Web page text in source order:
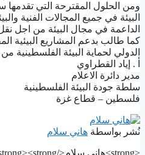
ﻭﻣﻦ ﺍﻟﺤﻠﻮﻝ ﺍﻟﻤﻘﺘﺮﺣﺔ ﺍﻟﺘﻲ ﺗﻘﺪﻣﻬﺎ
ﺍﻟﺒﻴﺌﺔ ﻓﻲ ﺟﻤﻴﻊ ﺍﻟﻤﺠﺎﻻﺕ ﺍﻟﻔﻨﻴﺔ
ﺍﻟﺪﺍﻋﻤﺔ ﻓﻲ ﻣﺠﺎﻝ ﺍﻟﺒﻴﺌﺔ ﻣﻦ ﺍﺟﻞ
ﻛﻤﺎ ﻃﺎﻟﺐ ﺑﺪﻋﻢ ﺍﻟﻤﺸﺎﺭﻳﻊ ﺍﻟﺒﻴﺌﻴﺔ
ﺍﻟﺪﻭﻟﻲ ﻟﺤﻤﺎﻳﺔ ﺍﻟﺒﻴﺌﺔ ﺍﻟﻔﻠﺴﻄﻴﻨﻴﺔ
ﺃ . ﺇﻳﺎﺩ ﺍﻟﻘﻄﺮﺍﻭﻱ
ﻣﺪﻳﺮ ﺩﺍﺋﺮﺓ ﺍﻻﻋﻼﻡ
ﺳﻠﻄﺔ ﺟﻮﺩﺓ ﺍﻟﺒﻴﺌﺔ ﺍﻟﻔﻠﺴﻄﻴﻨﻴﺔ
ﻓﻠﺴﻄﻴﻦ – ﻗﻄﺎﻉ ﻏﺰﺓ
نُشر بواسطة هاني سلام